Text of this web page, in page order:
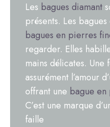
Les bagues diamant
présents. Les
bagues en pierres
regarder. Elles
mains délicates. Une
assurément l’amour
offrant une bague
C’est une marque
faille